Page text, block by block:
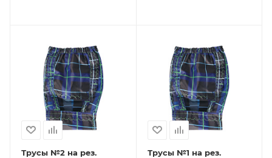
Трусы №2 на рез.
Трусы №1 на рез.